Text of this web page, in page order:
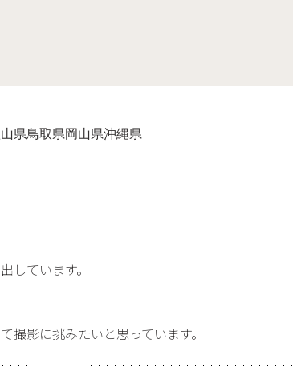
県鳥取県岡山県沖縄県
しています。
影に挑みたいと思っています。